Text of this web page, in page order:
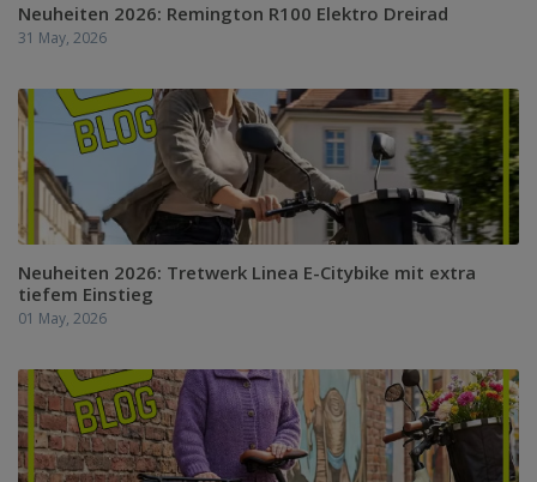
Neuheiten 2026: Remington R100 Elektro Dreirad
31 May, 2026
Neuheiten 2026: Tretwerk Linea E-Citybike mit extra
tiefem Einstieg
01 May, 2026